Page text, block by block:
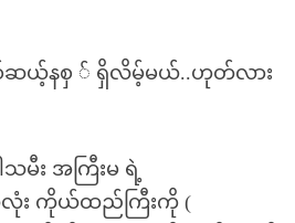
နှစ်ဆယ့်နစှ ် ရှိလိမ့်မယ်..ဟုတ်လား
မီး အကြီးမ ရဲ့
လုံး ကိုယ်ထည်ကြီးကို (